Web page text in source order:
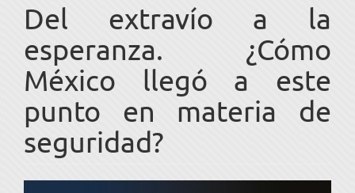
Del extravío a la
esperanza. ¿Cómo
México llegó a este
punto en materia de
seguridad?